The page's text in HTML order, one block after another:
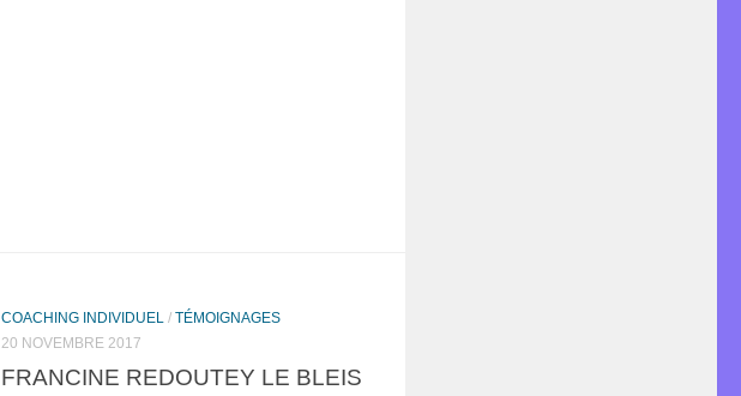
COACHING INDIVIDUEL / TÉMOIGNAGES
20 NOVEMBRE 2017
FRANCINE REDOUTEY LE BLEIS